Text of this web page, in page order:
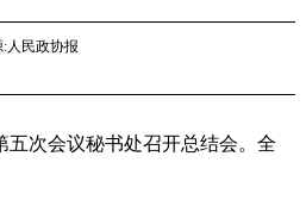
民政协报
五次会议秘书处召开总结会。全